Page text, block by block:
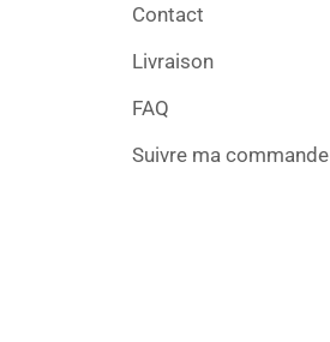
Contact
Livraison
FAQ
Suivre ma commande